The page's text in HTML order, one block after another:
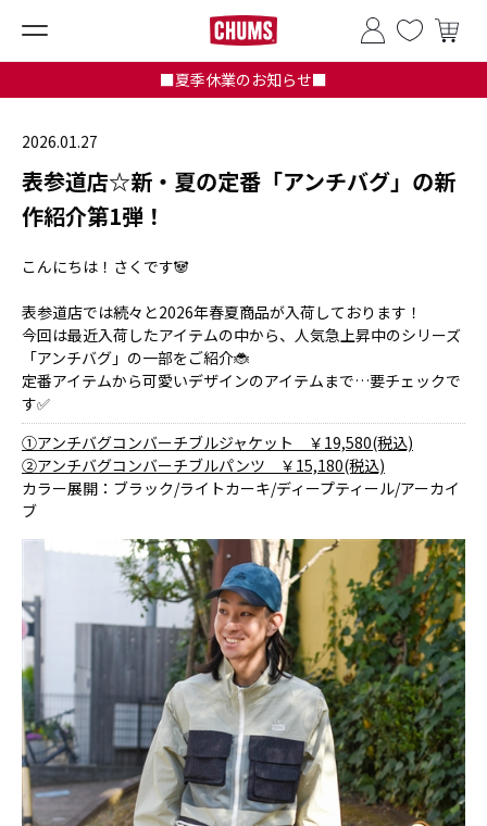
■夏季休業のお知らせ■
2026.01.27
表参道店☆新・夏の定番「アンチバグ」の新
作紹介第1弾！
こんにちは！さくです🐼
表参道店では続々と2026年春夏商品が入荷しております！
今回は最近入荷したアイテムの中から、人気急上昇中のシリーズ
「アンチバグ」の一部をご紹介🐞
定番アイテムから可愛いデザインのアイテムまで…要チェックで
す✅
①アンチバグコンバーチブルジャケット ￥19,580(税込)
②アンチバグコンバーチブルパンツ ￥15,180(税込)
カラー展開：ブラック/ライトカーキ/ディープティール/アーカイ
ブ